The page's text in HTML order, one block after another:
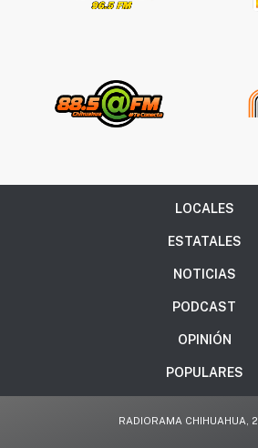
LOCALES
ESTATALES
NOTICIAS
PODCAST
OPINIÓN
POPULARES
RADIORAMA CHIHUAHUA,